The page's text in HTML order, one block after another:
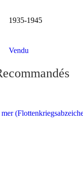
1935-1945
Vendu